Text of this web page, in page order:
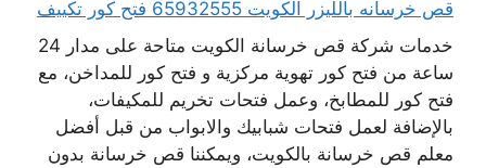
قص خرسانه بالليزر الكويت 65932555 فتح كور تكييف
خدمات شركة قص خرسانة الكويت متاحة على مدار 24
ساعة من فتح كور تهوية مركزية و فتح كور للمداخن، مع
فتح كور للمطابخ، وعمل فتحات تخريم للمكيفات،
بالإضافة لعمل فتحات شبابيك والابواب من قبل أفضل
معلم قص خرسانة بالكويت، ويمكننا قص خرسانة بدون